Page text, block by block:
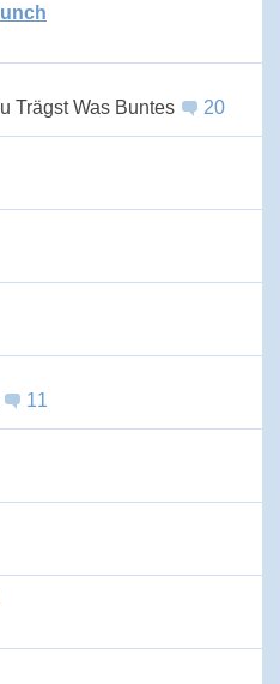
Trägst Was Buntes
20
11